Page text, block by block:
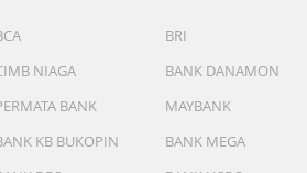
BRI
NIAGA
BANK DANAMON
BANK
MAYBANK
KB BUKOPIN
BANK MEGA